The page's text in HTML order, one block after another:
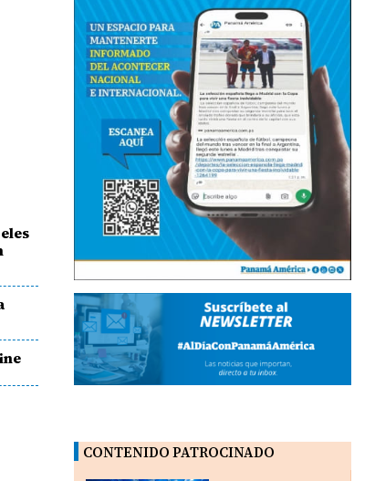
CONTENIDO PATROCINADO